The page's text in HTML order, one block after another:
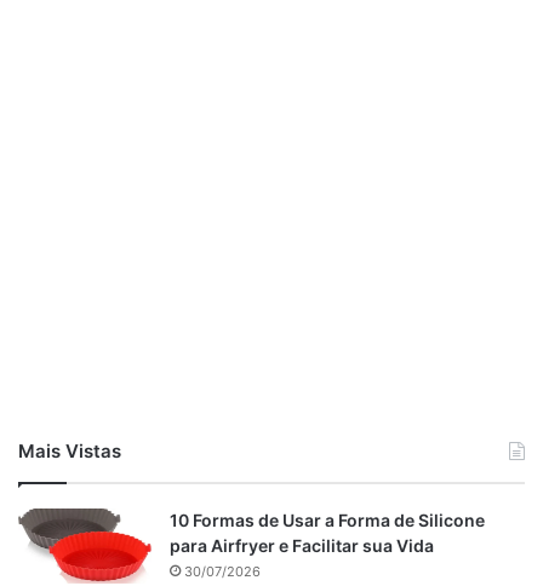
Mais Vistas
10 Formas de Usar a Forma de Silicone
para Airfryer e Facilitar sua Vida
30/07/2026